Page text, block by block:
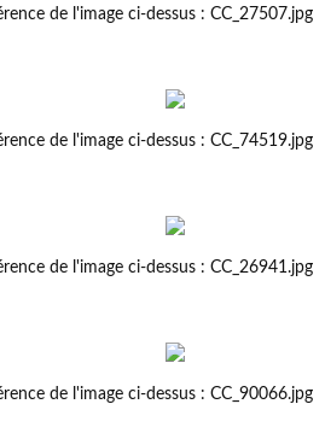
de l'image ci-dessus : CC_27507.jpg
de l'image ci-dessus : CC_74519.jpg
de l'image ci-dessus : CC_26941.jpg
de l'image ci-dessus : CC_90066.jpg